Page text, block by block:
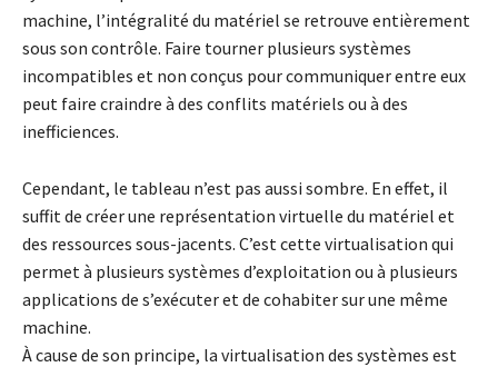
machine, l’intégralité du matériel se retrouve entièrement
sous son contrôle. Faire tourner plusieurs systèmes
incompatibles et non conçus pour communiquer entre eux
peut faire craindre à des conflits matériels ou à des
inefficiences.
Cependant, le tableau n’est pas aussi sombre. En effet, il
suffit de créer une représentation virtuelle du matériel et
des ressources sous-jacents. C’est cette virtualisation qui
permet à plusieurs systèmes d’exploitation ou à plusieurs
applications de s’exécuter et de cohabiter sur une même
machine.
À cause de son principe, la virtualisation des systèmes est